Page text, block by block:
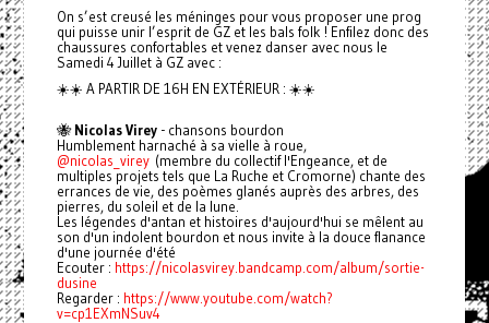
On s’est creusé les méninges pour vous proposer une prog
qui puisse unir l’esprit de GZ et les bals folk ! Enfilez donc des
chaussures confortables et venez danser avec nous le
Samedi 4 Juillet à GZ avec :
☀️☀️ A PARTIR DE 16H EN EXTÉRIEUR : ☀️☀️
🐝Nicolas Virey- chansons bourdon
Humblement harnaché à sa vielle à roue,
@nicolas_virey(membre du collectif l'Engeance, et de
multiples projets tels que La Ruche et Cromorne) chante des
errances de vie, des poèmes glanés auprès des arbres, des
pierres, du soleil et de la lune.
Les légendes d'antan et histoires d'aujourd'hui se mêlent au
son d'un indolent bourdon et nous invite à la douce flanance
d'une journée d'été
Ecouter : https://nicolasvirey.bandcamp.com/album/sortie-
dusine
Regarder : https://www.youtube.com/watch?
v=cp1EXmNSuv4